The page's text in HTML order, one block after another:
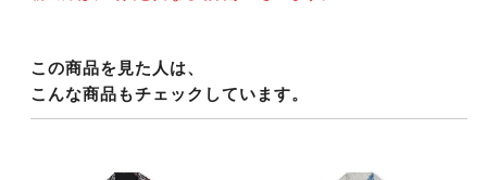
この商品を見た人は、
こんな商品もチェックしています。